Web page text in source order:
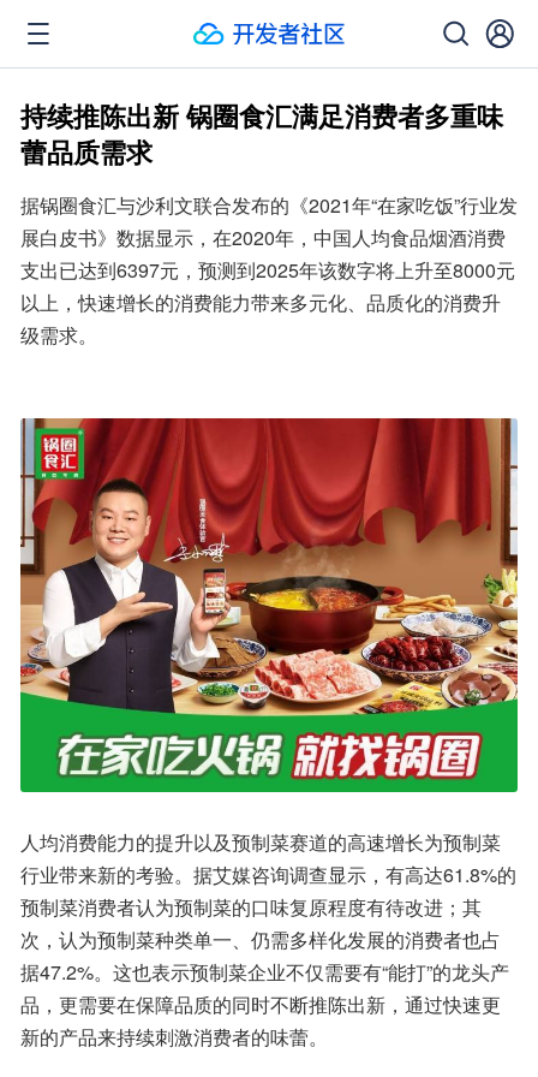
持续推陈出新 锅圈食汇满足消费者多重味
蕾品质需求
据锅圈食汇与沙利文联合发布的《2021年“在家吃饭”行业发
展白皮书》数据显示，在2020年，中国人均食品烟酒消费
支出已达到6397元，预测到2025年该数字将上升至8000元
以上，快速增长的消费能力带来多元化、品质化的消费升
级需求。
人均消费能力的提升以及预制菜赛道的高速增长为预制菜
行业带来新的考验。据艾媒咨询调查显示，有高达61.8%的
预制菜消费者认为预制菜的口味复原程度有待改进；其
次，认为预制菜种类单一、仍需多样化发展的消费者也占
据47.2%。这也表示预制菜企业不仅需要有“能打”的龙头产
品，更需要在保障品质的同时不断推陈出新，通过快速更
新的产品来持续刺激消费者的味蕾。